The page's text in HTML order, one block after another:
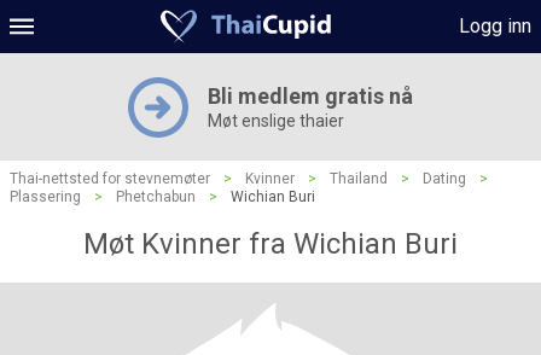
Logg inn
Bli medlem gratis nå
Møt enslige thaier
Thai-nettsted for stevnemøter > Kvinner > Thailand > Dating
>
Plassering
> Phetchabun > Wichian Buri
Møt Kvinner fra Wichian Buri